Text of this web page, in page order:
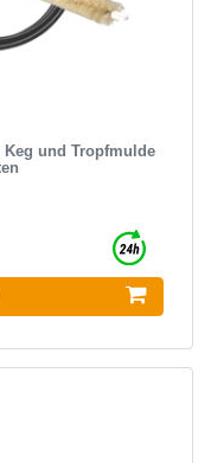
Keg und Tropfmulde